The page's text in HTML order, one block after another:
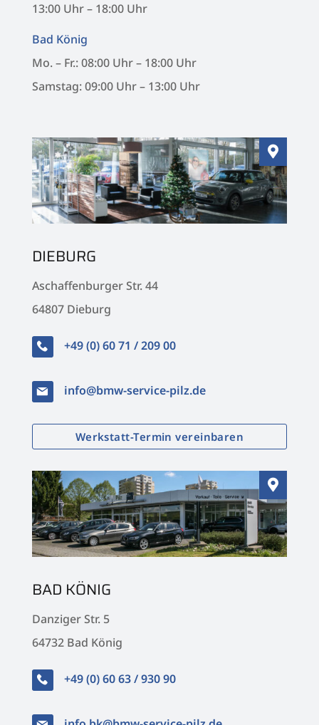
13:00 Uhr – 18:00 Uhr
Bad König
Mo. – Fr.: 08:00 Uhr – 18:00 Uhr
Samstag: 09:00 Uhr – 13:00 Uhr

DIEBURG
Aschaffenburger Str. 44
64807 Dieburg
+49 (0) 60 71 / 209 00
info@bmw-service-pilz.de
Werkstatt-Termin vereinbaren

BAD KÖNIG
Danziger Str. 5
64732 Bad König
+49 (0) 60 63 / 930 90